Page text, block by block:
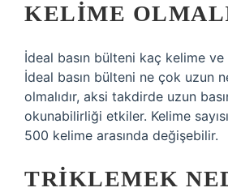
KELIME
İdeal basın bülteni kaç kelime
İdeal basın bülteni ne çok uzun
olmalıdır, aksi takdirde uzun
okunabilirliği etkiler. Kelime
500 kelime arasında değişebilir.
TRIKLEMEK